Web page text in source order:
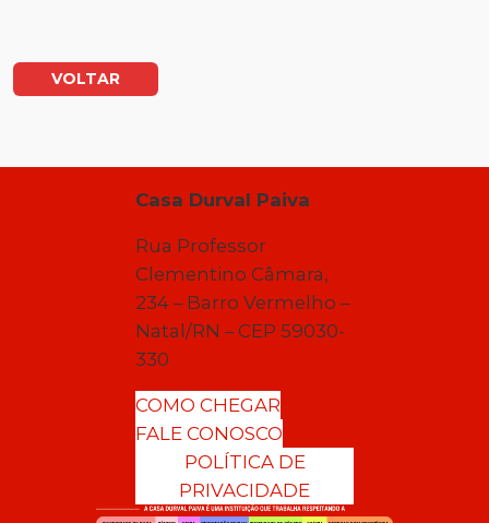
VOLTAR
Casa Durval Paiva
Rua Professor
Clementino Câmara,
234 – Barro Vermelho –
Natal/RN – CEP 59030-
330
COMO CHEGAR
FALE CONOSCO
POLÍTICA DE
PRIVACIDADE